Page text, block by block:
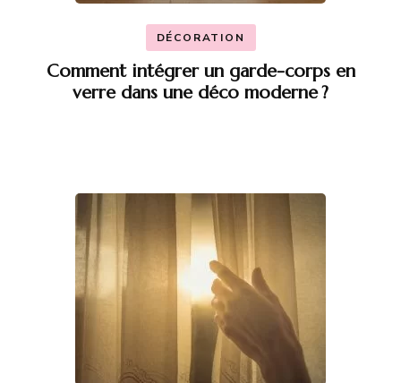
DÉCORATION
Comment intégrer un garde-corps en
verre dans une déco moderne ?